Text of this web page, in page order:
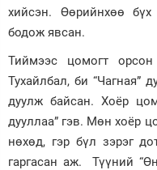
хийсэн. Өөрийнхөө
бодож явсан.
Тиймээс цомогт орсон
Тухайлбал, би “Чагная”
дуулж байсан. Хоёр
дууллаа” гэв. Мөн хоёр
нөхөд, гэр бүл зэрэг
гаргасан аж. Түүний